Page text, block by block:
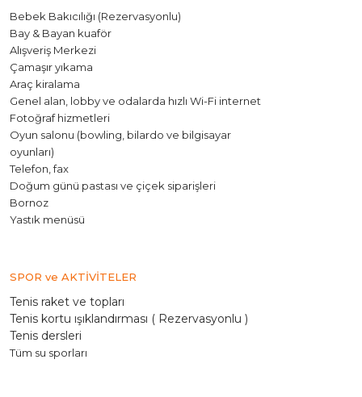
Bebek Bakıcılığı (Rezervasyonlu)
Bay & Bayan kuaför
Alışveriş Merkezi
Çamaşır yıkama
Araç kiralama
Genel alan, lobby ve odalarda hızlı Wi-Fi internet
Fotoğraf hizmetleri
Oyun salonu (bowling, bilardo ve bilgisayar
oyunları)
Telefon, fax
Doğum günü pastası ve çiçek siparişleri
Bornoz
Yastık menüsü
SPOR ve AKTİVİTELER
Tenis raket ve topları
Tenis kortu ışıklandırması ( Rezervasyonlu )
Tenis dersleri
Tüm su sporları